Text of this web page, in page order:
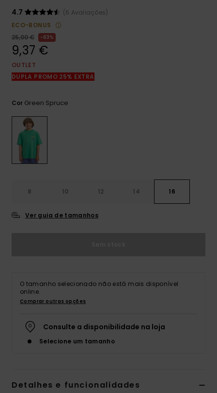
respostas
para as
contacto.
4.7
(6 Avaliações)
ECO-BONUS
25,00 €
63%
9,37 €
OUTLET
DUPLA PROMO 25% EXTRA
Cor Green Spruce
8 10 12 14 16
Ver guia de tamanhos
O tamanho selecionado não está mais disponível
online.
Comprar outras opções
Consulte a disponibilidade na loja
Selecione um tamanho
Detalhes e funcionalidades